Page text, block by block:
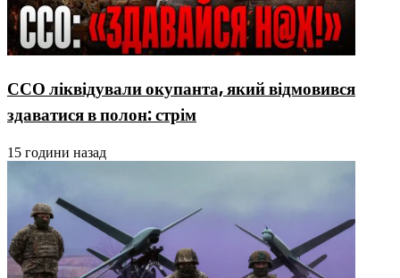
ССО ліквідували окупанта, який відмовився
здаватися в полон: стрім
15 години назад